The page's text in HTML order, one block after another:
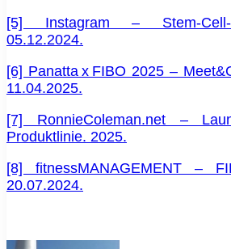
[5] Instagram –
05.12.2024.
[6] Panatta x FIBO 2025 –
11.04.2025.
[7] RonnieColeman.net –
Produktlinie. 2025.
[8] fitnessMANAGEMENT –
20.07.2024.